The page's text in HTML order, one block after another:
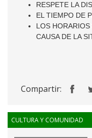
RESPETE LA
EL TIEMPO DE
LOS HORARIOS
CAUSA DE LA
Compartir:
CULTURA Y COMUNIDAD